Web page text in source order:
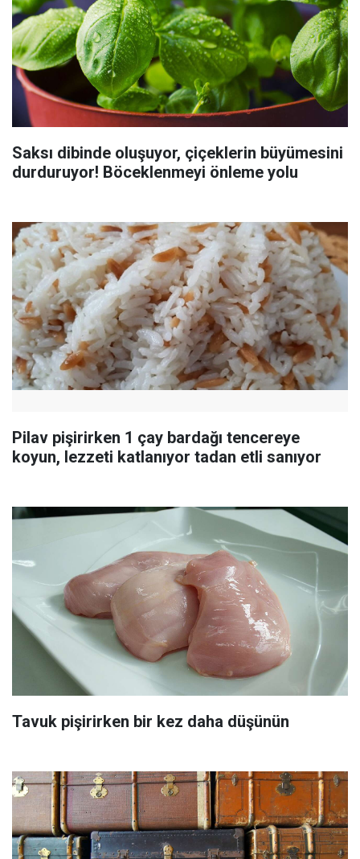
Saksı dibinde oluşuyor, çiçeklerin büyümesini
durduruyor! Böceklenmeyi önleme yolu
Pilav pişirirken 1 çay bardağı tencereye
koyun, lezzeti katlanıyor tadan etli sanıyor
Tavuk pişirirken bir kez daha düşünün